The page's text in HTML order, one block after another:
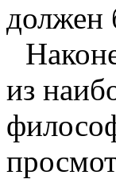
должен
из